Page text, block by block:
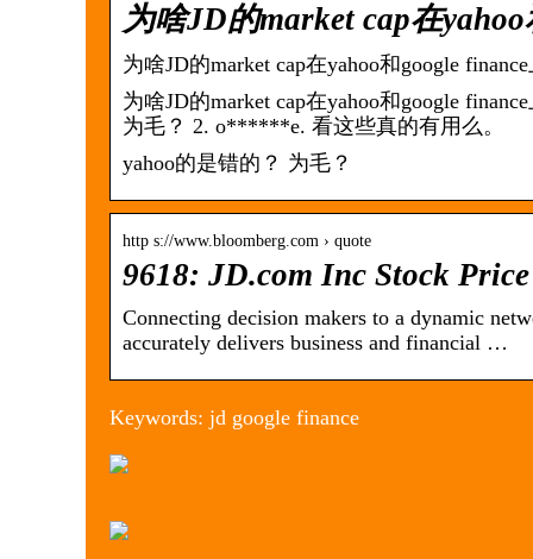
为啥JD的market cap在
为啥JD的market cap在yahoo和google
为啥JD的market cap在yahoo和google
为毛？ 2. o******e. 看这些真的有用么。
yahoo的是错的？ 为毛？
http s://www.bloomberg.com › quote
9618: JD.com Inc Stock
Connecting decision makers to a dynamic
accurately delivers business and financial …
Keywords: jd google finance